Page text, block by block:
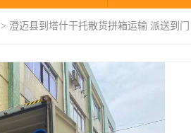
> 澄迈县到塔什干托散货拼箱运输 派送到门